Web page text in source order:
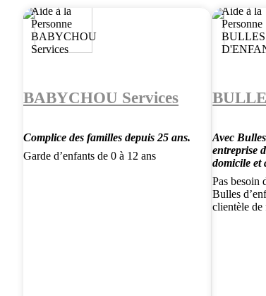
BABYCHOU Services
Complice des familles depuis 25 ans.
Garde d’enfants de 0 à 12 ans
Avec
entreprise
domicile
Pas besoin
Bulles
clientèle